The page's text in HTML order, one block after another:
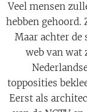
Veel mensen
hebben
Maar achter de
web van wat
topposities
Eerst als